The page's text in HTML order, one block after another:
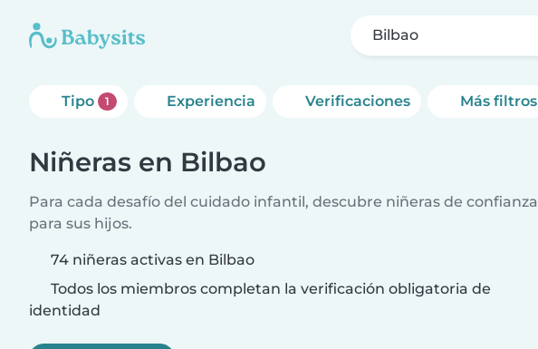
Bilbao
Tipo 1 Experiencia Verificaciones Más filtros
Niñeras en Bilbao
Para cada desafío del cuidado infantil, descubre niñeras de confianza
para sus hijos.
74 niñeras activas en Bilbao
Todos los miembros completan la verificación obligatoria de
identidad